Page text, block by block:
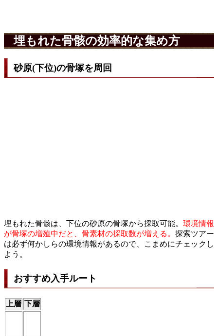
埋もれた骨骸の効率的な集め方
砂原(下位)の骨塚を周回
埋もれた骨骸は、下位の砂原の骨塚から採取可能。 環境情報
が骨塚の増殖中だと、骨素材の採取数が増える。 探索ツアー
は必ず何かしらの環境情報があるので、こまめにチェックし
よう。
おすすめ入手ルート
上層 下層